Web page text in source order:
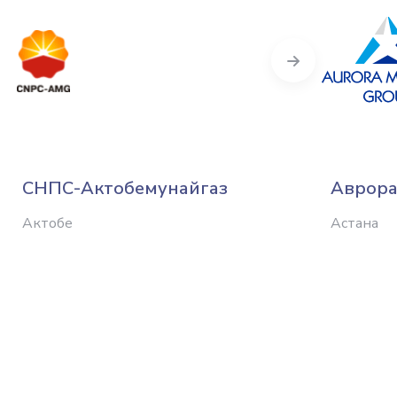
СНПС-Актобемунайгаз
Актобе Астана